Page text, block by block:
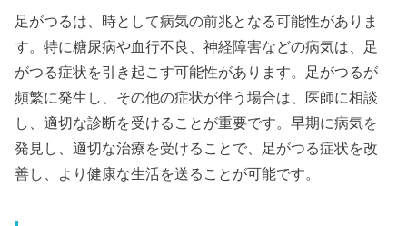
足がつるは、時として病気の前兆となる可能性がありま
す。特に糖尿病や血行不良、神経障害などの病気は、足
がつる症状を引き起こす可能性があります。足がつるが
頻繁に発生し、その他の症状が伴う場合は、医師に相談
し、適切な診断を受けることが重要です。早期に病気を
発見し、適切な治療を受けることで、足がつる症状を改
善し、より健康な生活を送ることが可能です。